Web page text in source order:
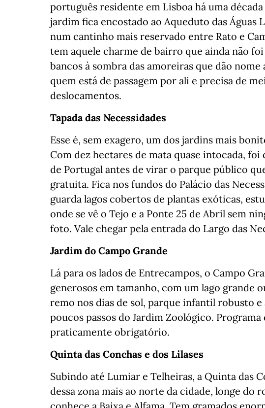
português residente em Lisboa há uma
jardim fica encostado ao Aqueduto das Águas
num cantinho mais reservado entre Rato e
tem aquele charme de bairro que ainda não
bancos à sombra das amoreiras que dão
quem está de passagem por ali e precisa de
deslocamentos.
Tapada das Necessidades
Esse é, sem exagero, um dos jardins mais
Com dez hectares de mata quase intocada,
de Portugal antes de virar o parque público
gratuita. Fica nos fundos do Palácio das
guarda lagos cobertos de plantas exóticas,
onde se vê o Tejo e a Ponte 25 de Abril sem
foto. Vale chegar pela entrada do Largo das
Jardim do Campo Grande
Lá para os lados de Entrecampos, o Campo
generosos em tamanho, com um lago grande
remo nos dias de sol, parque infantil robusto
poucos passos do Jardim Zoológico.
praticamente obrigatório.
Quinta das Conchas e dos Lilases
Subindo até Lumiar e Telheiras, a Quinta das
dessa zona mais ao norte da cidade, longe